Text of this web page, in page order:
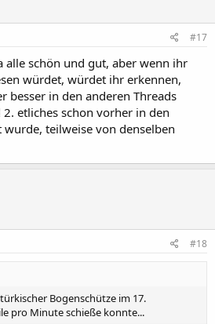
#17
alle schön und gut, aber wenn ihr
würdet, würdet ihr erkennen,
besser in den anderen Threads
etliches schon vorher in den
wurde, teilweise von denselben
#18
Bogenschütze im 17.
pro Minute schieße konnte...